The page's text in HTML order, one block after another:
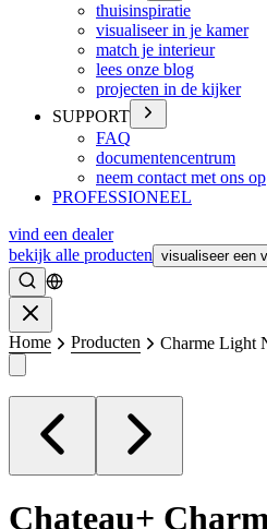
thuisinspiratie
visualiseer in je kamer
match je interieur
lees onze blog
projecten in de kijker
SUPPORT
FAQ
documentencentrum
neem contact met ons op
PROFESSIONEEL
vind een dealer
bekijk alle producten visualiseer een
Zoeken
Home Producten Charme Light
Chateau+